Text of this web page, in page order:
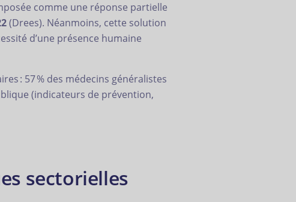
comme une réponse partielle
(Drees). Néanmoins, cette solution
d’une présence humaine
: 57 % des médecins généralistes
(indicateurs de prévention,
sectorielles